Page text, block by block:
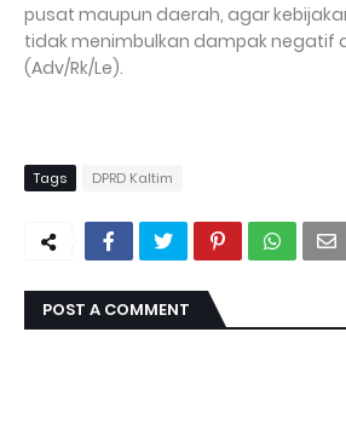
pusat maupun daerah, agar
tidak menimbulkan dampak negatif
(Adv/Rk/Le).
Tags DPRD Kaltim
POST A COMMENT